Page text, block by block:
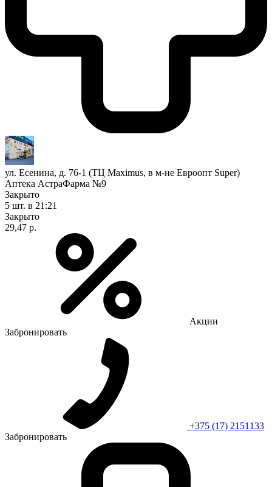
ул. Есенина, д. 76-1 (ТЦ Maximus, в м-не Евроопт Super)
Аптека АстраФарма №9
Закрыто
5 шт. в 21:21
Закрыто
29,47 р.
Акции
Забронировать
+375 (17) 2151133
Забронировать